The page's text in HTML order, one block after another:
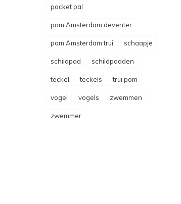
pocket pal
pom Amsterdam deventer
pom Amsterdam trui schaapje
schildpad schildpadden
teckel teckels trui pom
vogel vogels zwemmen
zwemmer